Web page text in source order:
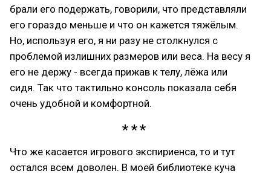
брали его подержать, говорили, что представляли
его гораздо меньше и что он кажется тяжёлым.
Но, используя его, я ни разу не столкнулся с
проблемой излишних размеров или веса. На весу я
его не держу - всегда прижав к телу, лёжа или
сидя. Так что тактильно консоль показала себя
очень удобной и комфортной.
Что же касается игрового экспириенса, то и тут
остался всем доволен. В моей библиотеке куча